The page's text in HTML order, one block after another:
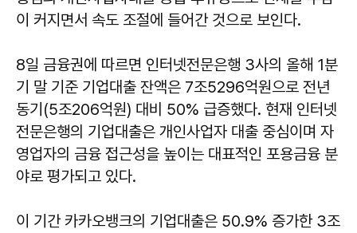
이 커지면서 속도 조절에 들어간 것으로 보인다.
8일 금융권에 따르면 인터넷전문은행 3사의 올해 1분
기 말 기준 기업대출 잔액은 7조5296억원으로 전년
동기(5조206억원) 대비 50% 급증했다. 현재 인터넷
전문은행의 기업대출은 개인사업자 대출 중심이며 자
영업자의 금융 접근성을 높이는 대표적인 포용금융 분
야로 평가되고 있다.
이 기간 카카오뱅크의 기업대출은 50.9% 증가한 3조